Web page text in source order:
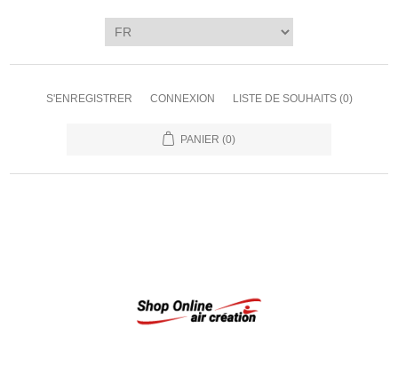
S'ENREGISTRER CONNEXION LISTE DE SOUHAITS (0)
PANIER (0)